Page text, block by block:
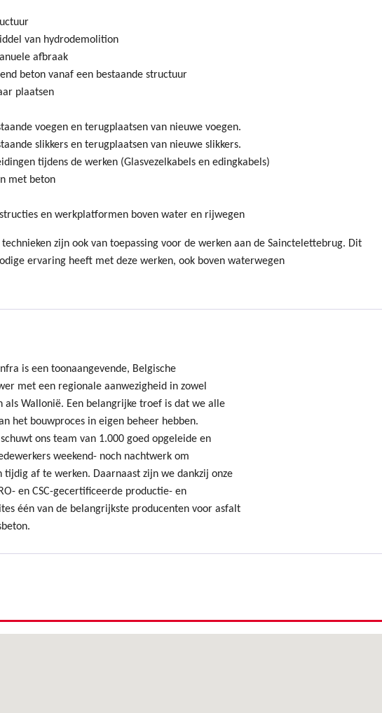
van hydrodemolition
afbraak
beton vanaf een bestaande structuur
plaatsen
voegen en terugplaatsen van nieuwe voegen.
slikkers en terugplaatsen van nieuwe slikkers.
tijdens de werken (Glasvezelkabels en edingkabels)
met beton
en werkplatformen boven water en rijwegen
zijn ook van toepassing voor de werken aan de Sainctelettebrug. Dit
ervaring heeft met deze werken, ook boven waterwegen
is een toonaangevende, Belgische
met een regionale aanwezigheid in zowel
als Wallonië. Een belangrijke troef is dat we alle
het bouwproces in eigen beheer hebben.
ons team van 1.000 goed opgeleide en
weekend- noch nachtwerk om
tijdig af te werken. Daarnaast zijn we dankzij onze
en CSC-gecertificeerde productie- en
één van de belangrijkste producenten voor asfalt